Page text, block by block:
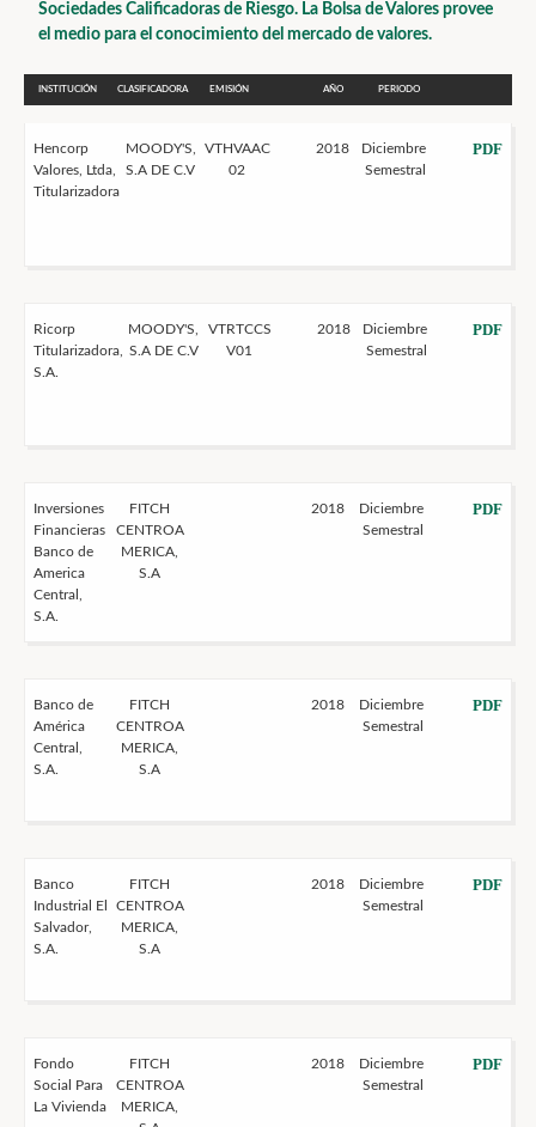
Sociedades Calificadoras de Riesgo. La Bolsa de Valores provee
el medio para el conocimiento del mercado de valores.
INSTITUCIÓN CLASIFICADORA EMISIÓN AÑO PERIODO
Hencorp
Valores, Ltda,
Titularizadora
MOODY'S,
S.A DE C.V
VTHVAAC
02
2018
Diciembre
Semestral
PDF
Ricorp
Titularizadora,
S.A.
MOODY'S,
S.A DE C.V
VTRTCCS
V01
2018
Diciembre
Semestral
PDF
Inversiones
Financieras
Banco de
America
Central,
S.A.
FITCH
CENTROA
MERICA,
S.A
2018
Diciembre
Semestral
PDF
Banco de
América
Central,
S.A.
FITCH
CENTROA
MERICA,
S.A
2018
Diciembre
Semestral
PDF
Banco
Industrial El
Salvador,
S.A.
FITCH
CENTROA
MERICA,
S.A
2018
Diciembre
Semestral
PDF
Fondo
Social Para
La Vivienda
FITCH
CENTROA
MERICA,
2018
Diciembre
Semestral
PDF